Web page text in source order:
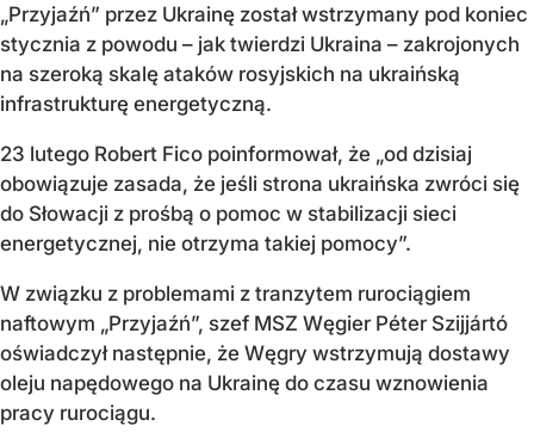
„Przyjaźń” przez Ukrainę został wstrzymany pod koniec
stycznia z powodu – jak twierdzi Ukraina – zakrojonych
na szeroką skalę ataków rosyjskich na ukraińską
infrastrukturę energetyczną.
23 lutego Robert Fico poinformował, że „od dzisiaj
obowiązuje zasada, że jeśli strona ukraińska zwróci się
do Słowacji z prośbą o pomoc w stabilizacji sieci
energetycznej, nie otrzyma takiej pomocy”.
W związku z problemami z tranzytem rurociągiem
naftowym „Przyjaźń”, szef MSZ Węgier Péter Szijjártó
oświadczył następnie, że Węgry wstrzymują dostawy
oleju napędowego na Ukrainę do czasu wznowienia
pracy rurociągu.